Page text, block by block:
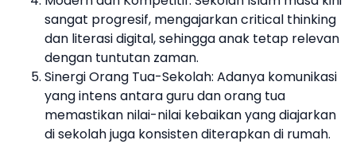
sangat progresif, mengajarkan critical thinking
dan literasi digital, sehingga anak tetap relevan
dengan tuntutan zaman.
Sinergi Orang Tua-Sekolah: Adanya komunikasi
yang intens antara guru dan orang tua
memastikan nilai-nilai kebaikan yang diajarkan
di sekolah juga konsisten diterapkan di rumah.